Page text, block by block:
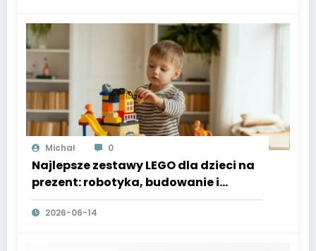
Michał 0
Najlepsze zestawy LEGO dla dzieci na
prezent: robotyka, budowanie i
przygody w stylu LEGO City
2026-06-14